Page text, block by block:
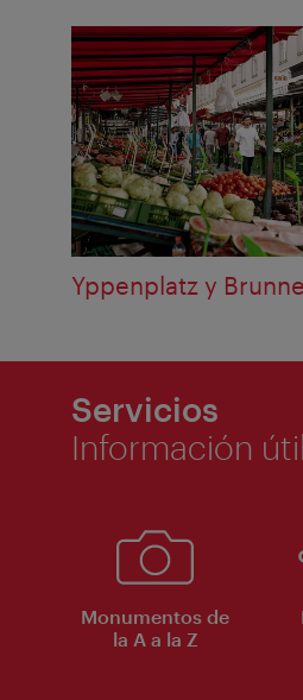
Yppenplatz y
Servicios
Información útil
Monumentos de
la A a la Z